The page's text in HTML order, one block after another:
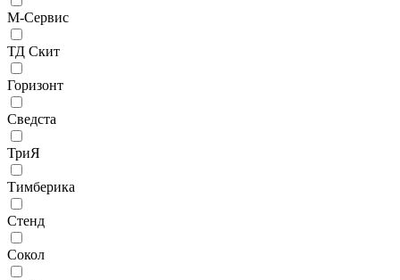
М-Сервис
ТД Скит
Горизонт
Сведста
ТриЯ
Тимберика
Стенд
Сокол